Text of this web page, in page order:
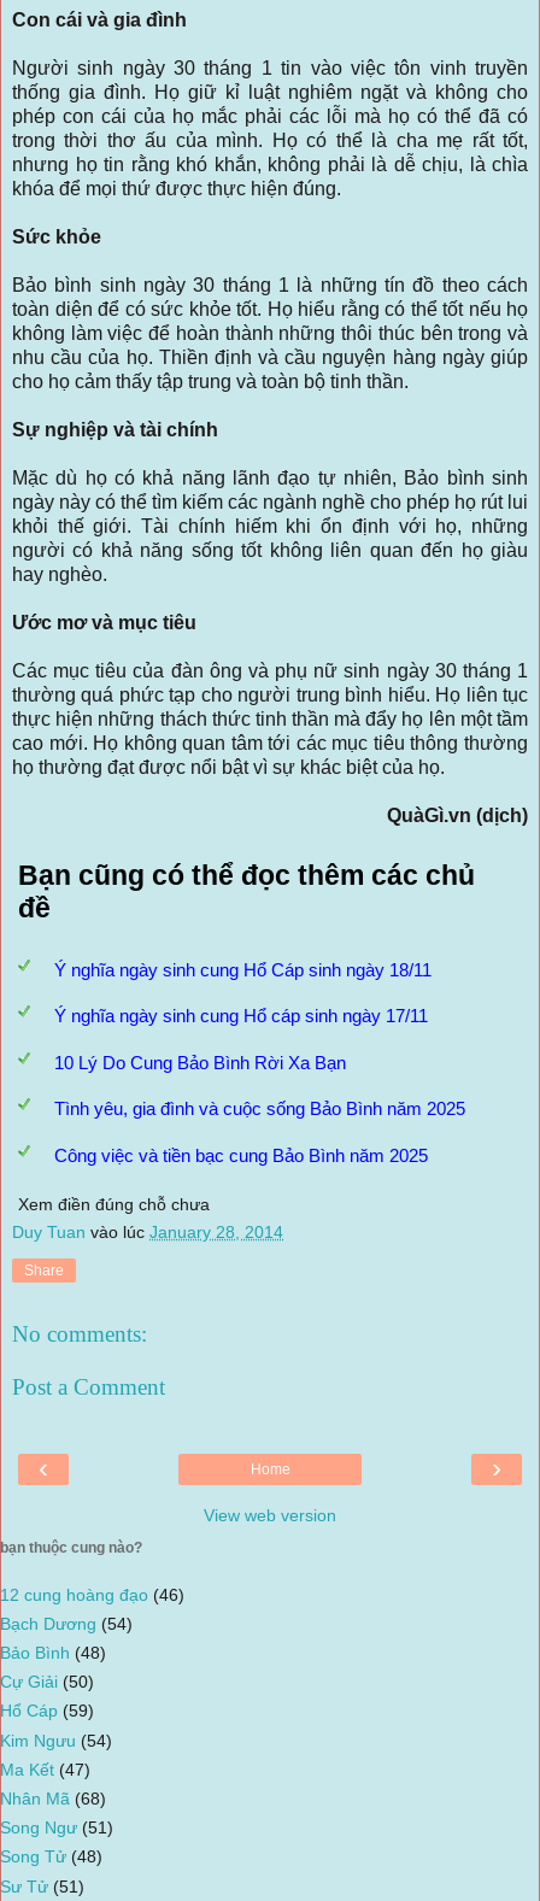
Con cái và gia đình
Người sinh ngày 30 tháng 1 tin vào việc tôn vinh truyền
thống gia đình. Họ giữ kỉ luật nghiêm ngặt và không cho
phép con cái của họ mắc phải các lỗi mà họ có thể đã có
trong thời thơ ấu của mình. Họ có thể là cha mẹ rất tốt,
nhưng họ tin rằng khó khắn, không phải là dễ chịu, là chìa
khóa để mọi thứ được thực hiện đúng.
Sức khỏe
Bảo bình sinh ngày 30 tháng 1 là những tín đồ theo cách
toàn diện để có sức khỏe tốt. Họ hiểu rằng có thể tốt nếu họ
không làm việc để hoàn thành những thôi thúc bên trong và
nhu cầu của họ. Thiền định và cầu nguyện hàng ngày giúp
cho họ cảm thấy tập trung và toàn bộ tinh thần.
Sự nghiệp và tài chính
Mặc dù họ có khả năng lãnh đạo tự nhiên, Bảo bình sinh
ngày này có thể tìm kiếm các ngành nghề cho phép họ rút lui
khỏi thế giới. Tài chính hiếm khi ổn định với họ, những
người có khả năng sống tốt không liên quan đến họ giàu
hay nghèo.
Ước mơ và mục tiêu
Các mục tiêu của đàn ông và phụ nữ sinh ngày 30 tháng 1
thường quá phức tạp cho người trung bình hiểu. Họ liên tục
thực hiện những thách thức tinh thần mà đẩy họ lên một tầm
cao mới. Họ không quan tâm tới các mục tiêu thông thường
họ thường đạt được nổi bật vì sự khác biệt của họ.
QuàGì.vn (dịch)
Bạn cũng có thể đọc thêm các chủ
đề
Ý nghĩa ngày sinh cung Hổ Cáp sinh ngày 18/11
Ý nghĩa ngày sinh cung Hổ cáp sinh ngày 17/11
10 Lý Do Cung Bảo Bình Rời Xa Bạn
Tình yêu, gia đình và cuộc sống Bảo Bình năm 2025
Công việc và tiền bạc cung Bảo Bình năm 2025
Xem điền đúng chỗ chưa
Duy Tuan vào lúc January 28, 2014
Share
No comments:
Post a Comment
‹ ›
Home
View web version
bạn thuộc cung nào?
12 cung hoàng đạo (46)
Bạch Dương (54)
Bảo Bình (48)
Cự Giải (50)
Hổ Cáp (59)
Kim Ngưu (54)
Ma Kết (47)
Nhân Mã (68)
Song Ngư (51)
Song Tử (48)
Sư Tử (51)